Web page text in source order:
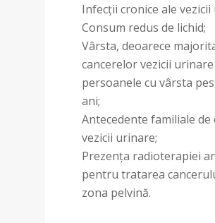
Infecții cronice ale vezicii
Consum redus de lichid;
Vârsta, deoarece
cancerelor vezicii
persoanele cu vârsta
ani;
Antecedente familiale de
vezicii urinare;
Prezența radioterapiei
pentru tratarea
zona pelvină.